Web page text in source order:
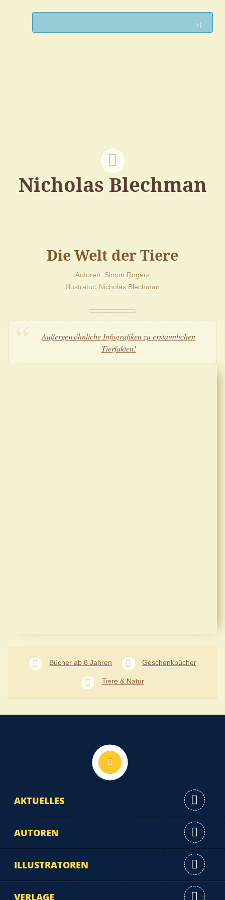
Nicholas Blechman
Die Welt der Tiere
Autoren Simon Rogers
Illustrator Nicholas Blechman
Außergewöhnliche Infografiken zu erstaunlichen
Tierfakten!
Bücher ab 8 Jahren Geschenkbücher
Tiere & Natur
AKTUELLES
AUTOREN
ILLUSTRATOREN
VERLAGE